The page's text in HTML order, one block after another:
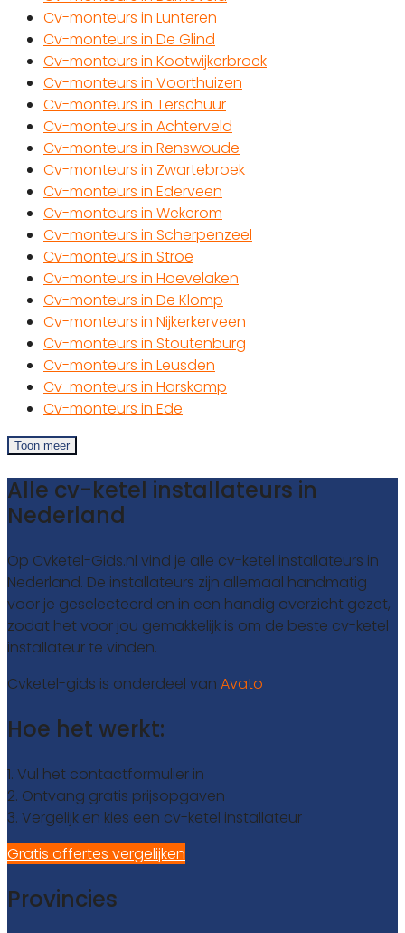
Cv-monteurs in Lunteren
Cv-monteurs in De Glind
Cv-monteurs in Kootwijkerbroek
Cv-monteurs in Voorthuizen
Cv-monteurs in Terschuur
Cv-monteurs in Achterveld
Cv-monteurs in Renswoude
Cv-monteurs in Zwartebroek
Cv-monteurs in Ederveen
Cv-monteurs in Wekerom
Cv-monteurs in Scherpenzeel
Cv-monteurs in Stroe
Cv-monteurs in Hoevelaken
Cv-monteurs in De Klomp
Cv-monteurs in Nijkerkerveen
Cv-monteurs in Stoutenburg
Cv-monteurs in Leusden
Cv-monteurs in Harskamp
Cv-monteurs in Ede
Toon meer
Alle cv-ketel installateurs in
Nederland
Op Cvketel-Gids.nl vind je alle cv-ketel installateurs in
Nederland. De installateurs zijn allemaal handmatig
voor je geselecteerd en in een handig overzicht gezet,
zodat het voor jou gemakkelijk is om de beste cv-ketel
installateur te vinden.
Cvketel-gids is onderdeel van Avato
Hoe het werkt:
1. Vul het contactformulier in
2. Ontvang gratis prijsopgaven
3. Vergelijk en kies een cv-ketel installateur
Gratis offertes vergelijken
Provincies